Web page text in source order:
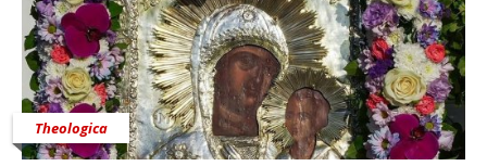
Theologica